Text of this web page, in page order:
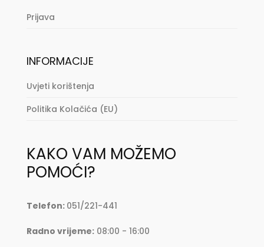
Prijava
INFORMACIJE
Uvjeti korištenja
Politika Kolačića (EU)
KAKO VAM MOŽEMO
POMOĆI?
Telefon: 051/221-441
Radno vrijeme:08:00 - 16:00